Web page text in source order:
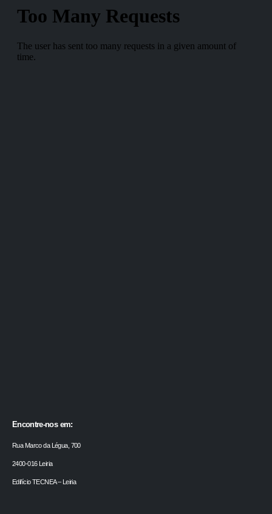
Encontre-nos em:
Rua Marco da Légua, 700
2400-016 Leiria
Edifício TECNEA – Leiria